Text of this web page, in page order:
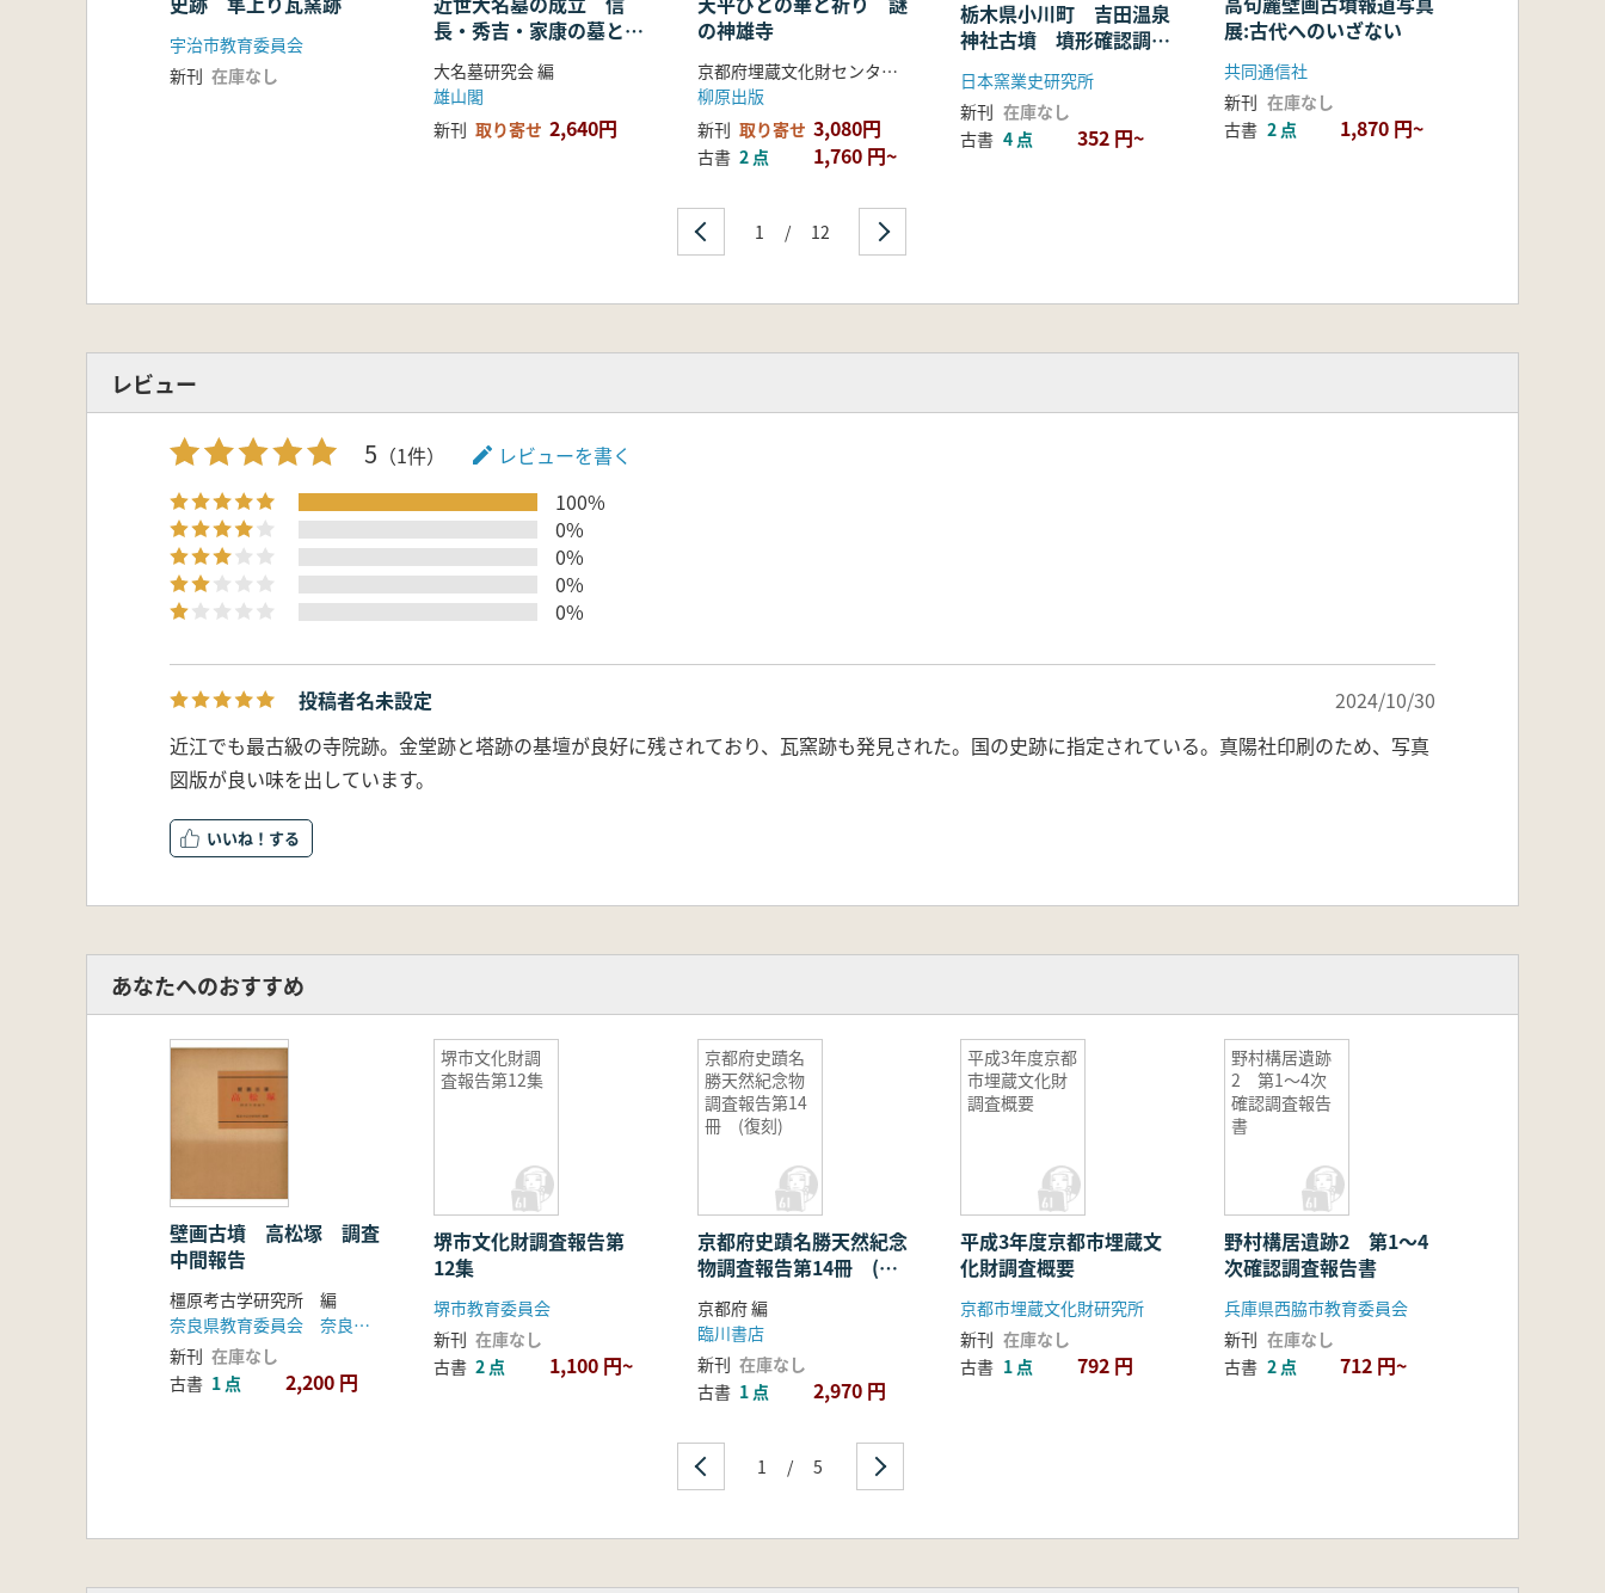
宇治市教育委員会
新刊 在庫なし
長・秀吉・家康の墓と各
地の大名墓を探る
大名墓研究会 編
雄山閣
新刊 取り寄せ 2,640円
の神雄寺
京都府埋蔵文化財センター 編 上田正昭 監修
柳原出版
新刊 取り寄せ 3,080円
古書 2 点 1,760 円~
栃木県小川町 吉田温泉
神社古墳 墳形確認調査
報告
日本窯業史研究所
新刊 在庫なし
古書 4 点 352 円~
展:古代へのいざない
共同通信社
新刊 在庫なし
古書 2 点 1,870 円~
1 / 12
レビュー
5 （1件）
レビューを書く
100%
0%
0%
0%
0%
投稿者名未設定
2024/10/30
近江でも最古級の寺院跡。金堂跡と塔跡の基壇が良好に残されており、瓦窯跡も発見された。国の史跡に指定されている。真陽社印刷のため、写真
図版が良い味を出しています。
いいね！
あなたへのおすすめ
壁画古墳 高松塚 調査
中間報告
橿原考古学研究所 編
奈良県教育委員会 奈良県明日香村
新刊 在庫なし
古書 1 点 2,200 円
堺市文化財調
査報告第12集
堺市文化財調査報告第
12集
堺市教育委員会
新刊 在庫なし
古書 2 点 1,100 円~
京都府史蹟名
勝天然紀念物
調査報告第14
冊 (復刻)
京都府史蹟名勝天然紀念
物調査報告第14冊 (復
刻)
京都府 編
臨川書店
新刊 在庫なし
古書 1 点 2,970 円
平成3年度京都
市埋蔵文化財
調査概要
平成3年度京都市埋蔵文
化財調査概要
京都市埋蔵文化財研究所
新刊 在庫なし
古書 1 点 792 円
野村構居遺跡
2 第1〜4次
確認調査報告
書
野村構居遺跡2 第1〜4
次確認調査報告書
兵庫県西脇市教育委員会
新刊 在庫なし
古書 2 点 712 円~
1 / 5